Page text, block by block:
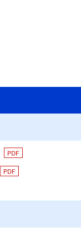
PDF
PDF